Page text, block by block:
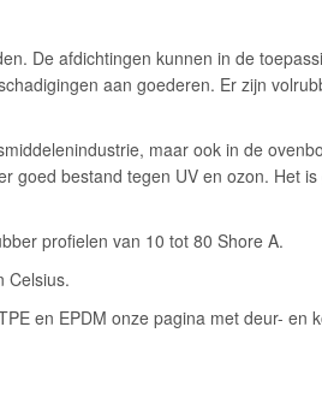
De afdichtingen kunnen in de
aan goederen. Er zijn
maar ook in de
bestand tegen UV en ozon. Het
profielen van 10 tot 80 Shore A.
Celsius.
en EPDM onze pagina met deur- en